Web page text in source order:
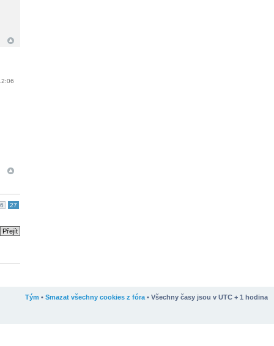
27
Tým • Smazat všechny cookies z fóra • Všechny časy jsou v UTC + 1 hodina